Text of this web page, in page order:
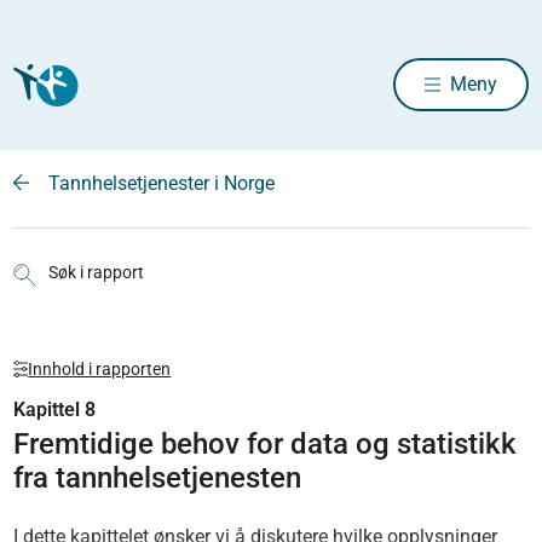
Meny
Tannhelsetjenester i Norge
Søk i rapport
Innhold i rapporten
Kapittel 8
Fremtidige behov for data og statistikk
fra tannhelsetjenesten
I dette kapittelet ønsker vi å diskutere hvilke opplysninger